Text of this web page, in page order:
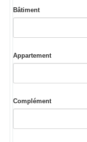
Bâtiment
Appartement
Complément